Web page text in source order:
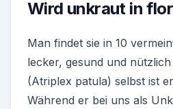
Wird unkraut in
Man findet sie in 10
lecker, gesund und
(Atriplex patula) selbst ist
Während er bei uns als